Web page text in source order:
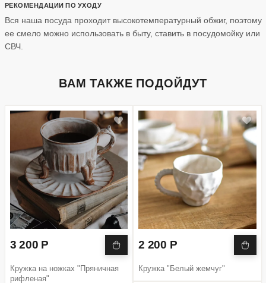
РЕКОМЕНДАЦИИ ПО УХОДУ
Вся наша посуда проходит высокотемпературный обжиг, поэтому
ее смело можно использовать в быту, ставить в посудомойку или
СВЧ.
ВАМ ТАКЖЕ ПОДОЙДУТ
3 200 Р
Кружка на ножках "Пряничная
рифленая"
2 200 Р
Кружка "Белый жемчуг"